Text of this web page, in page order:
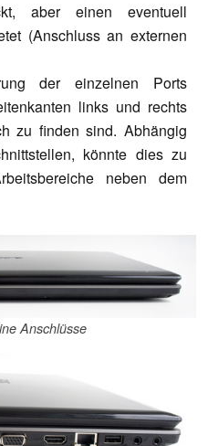
aber einen eventuell
(Anschluss an externen
der einzelnen Ports
links und rechts
zu finden sind. Abhängig
könnte dies zu
neben dem
Anschlüsse